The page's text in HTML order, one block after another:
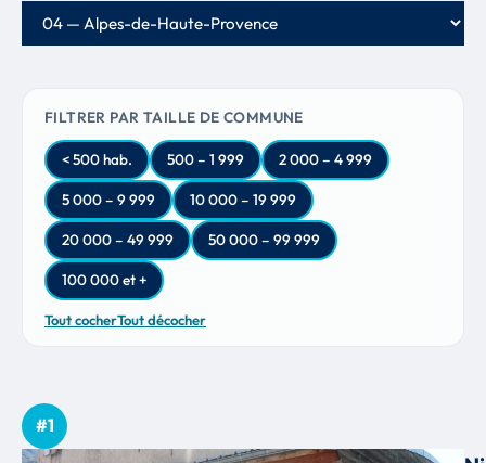
Département
FILTRER PAR TAILLE DE COMMUNE
< 500 hab. 500 – 1 999 2 000 – 4 999
5 000 – 9 999 10 000 – 19 999
20 000 – 49 999 50 000 – 99 999
100 000 et +
Tout cocherTout décocher
#1